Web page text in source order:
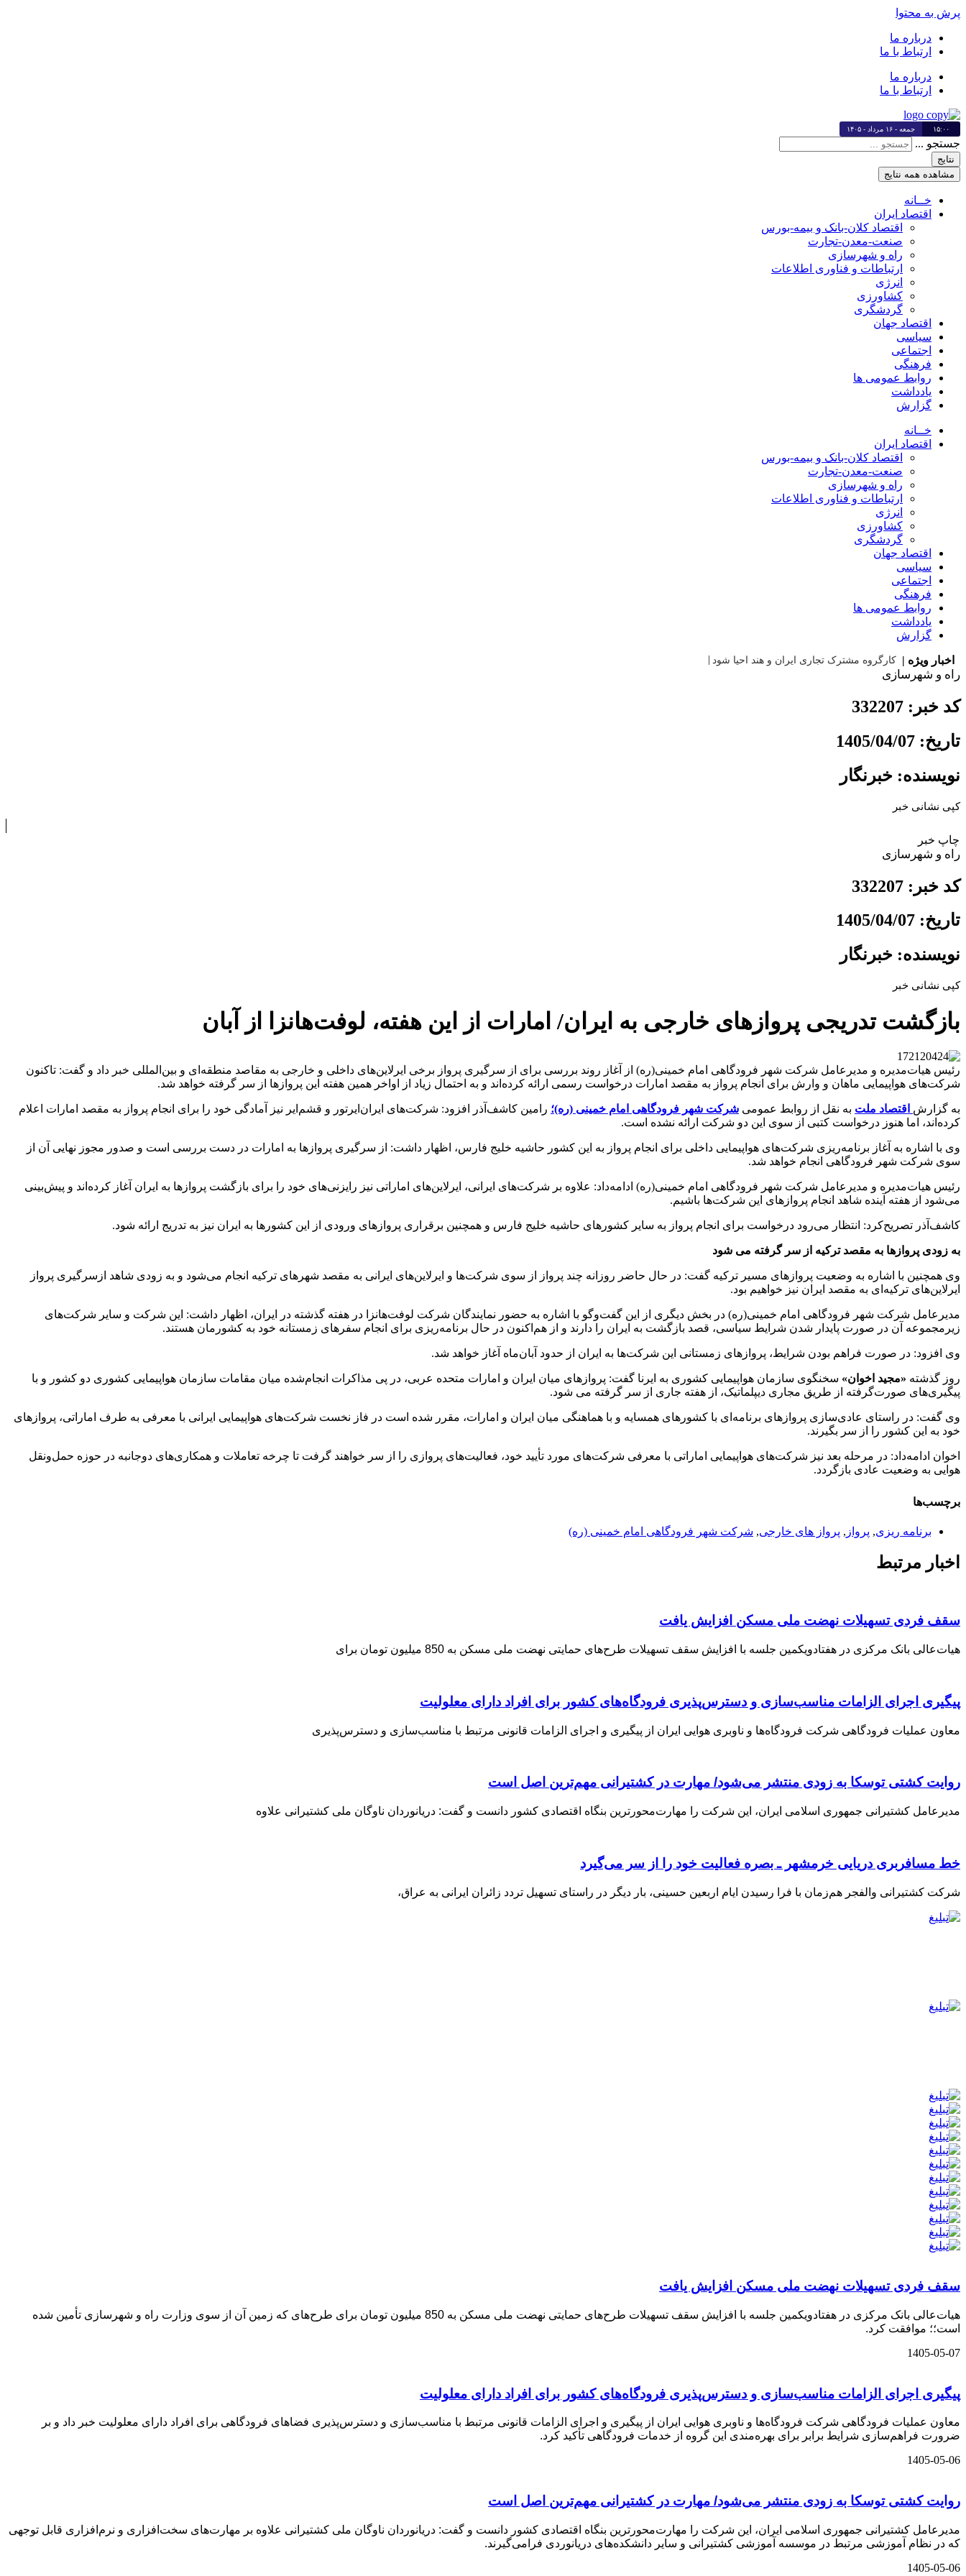
پرش به محتوا
درباره ما
ارتباط با ما
درباره ما
ارتباط با ما
۱۵:۰۰ جمعه - ۱۶ مرداد - ۱۴۰۵
جستجو ...
نتایج
مشاهده همه نتایج
خــانه
اقتصاد ایران
اقتصاد کلان-بانک و بیمه-بورس
صنعت-معدن-تجارت
راه و شهرسازی
ارتباطات و فناوری اطلاعات
انرژی
کشاورزی
گردشگری
اقتصاد جهان
سیاسی
اجتماعی
فرهنگی
روابط عمومی ها
یادداشت
گزارش
خــانه
اقتصاد ایران
اقتصاد کلان-بانک و بیمه-بورس
صنعت-معدن-تجارت
راه و شهرسازی
ارتباطات و فناوری اطلاعات
انرژی
کشاورزی
گردشگری
اقتصاد جهان
سیاسی
اجتماعی
فرهنگی
روابط عمومی ها
یادداشت
گزارش
اخبار ویژه | کارگروه مشترک تجاری ایران |
راه و شهرسازی
کد خبر: 332207
تاریخ: 1405/04/07
نویسنده: خبرنگار
کپی نشانی خبر
چاپ خبر
راه و شهرسازی
کد خبر: 332207
تاریخ: 1405/04/07
نویسنده: خبرنگار
کپی نشانی خبر
بازگشت تدریجی پروازهای خارجی به ایران/ امارات از این هفته، لوفت‌هانزا از آبان
رئیس هیات‌مدیره و مدیرعامل شرکت شهر فرودگاهی امام خمینی(ره) از آغاز روند بررسی برای از سرگیری پرواز برخی ایرلاین‌های داخلی و خارجی به مقاصد منطقه‌ای و بین‌المللی خبر داد و گفت: تاکنون
شرکت‌های هواپیمایی ماهان و وارش برای انجام پرواز به مقصد امارات درخواست رسمی ارائه کرده‌اند و به احتمال زیاد از اواخر همین هفته این پروازها از سر گرفته خواهد شد.
به گزارش اقتصاد ملت به نقل از روابط عمومی شرکت شهر فرودگاهی امام خمینی (ره)؛ رامین کاشف‌آذر افزود: شرکت‌های ایران‌ایرتور و قشم‌ایر نیز آمادگی خود را برای انجام پرواز به مقصد امارات اعلام
کرده‌اند، اما هنوز درخواست کتبی از سوی این دو شرکت ارائه نشده است.
وی با اشاره به آغاز برنامه‌ریزی شرکت‌های هواپیمایی داخلی برای انجام پرواز به این کشور حاشیه خلیج فارس، اظهار داشت: از سرگیری پروازها به امارات در دست بررسی است و صدور مجوز نهایی آن از
سوی شرکت شهر فرودگاهی انجام خواهد شد.
رئیس هیات‌مدیره و مدیرعامل شرکت شهر فرودگاهی امام خمینی(ره) ادامه‌داد: علاوه بر شرکت‌های ایرانی، ایرلاین‌های اماراتی نیز رایزنی‌های خود را برای بازگشت پروازها به ایران آغاز کرده‌اند و پیش‌بینی
می‌شود از هفته آینده شاهد انجام پروازهای این شرکت‌ها باشیم.
کاشف‌آذر تصریح‌کرد: انتظار می‌رود درخواست برای انجام پرواز به سایر کشورهای حاشیه خلیج فارس و همچنین برقراری پروازهای ورودی از این کشورها به ایران نیز به تدریج ارائه شود.
به زودی پروازها به مقصد ترکیه از سر گرفته می شود
وی همچنین با اشاره به وضعیت پروازهای مسیر ترکیه گفت: در حال حاضر روزانه چند پرواز از سوی شرکت‌ها و ایرلاین‌های ایرانی به مقصد شهرهای ترکیه انجام می‌شود و به زودی شاهد ازسرگیری پرواز
ایرلاین‌های ترکیه‌ای به مقصد ایران نیز خواهیم بود.
مدیرعامل شرکت شهر فرودگاهی امام خمینی(ره) در بخش دیگری از این گفت‌وگو با اشاره به حضور نمایندگان شرکت لوفت‌هانزا در هفته گذشته در ایران، اظهار داشت: این شرکت و سایر شرکت‌های
زیرمجموعه آن در صورت پایدار شدن شرایط سیاسی، قصد بازگشت به ایران را دارند و از هم‌اکنون در حال برنامه‌ریزی برای انجام سفرهای زمستانه خود به کشورمان هستند.
وی افزود: در صورت فراهم بودن شرایط، پروازهای زمستانی این شرکت‌ها به ایران از حدود آبان‌ماه آغاز خواهد شد.
روز گذشته «مجید اخوان» سخنگوی سازمان هواپیمایی کشوری به ایرنا گفت: پروازهای میان ایران و امارات متحده عربی، در پی مذاکرات انجام‌شده میان مقامات سازمان هواپیمایی کشوری دو کشور و با
پیگیری‌های صورت‌گرفته از طریق مجاری دیپلماتیک، از هفته جاری از سر گرفته می شود.
وی گفت: در راستای عادی‌سازی پروازهای برنامه‌ای با کشورهای همسایه و با هماهنگی میان ایران و امارات، مقرر شده است در فاز نخست شرکت‌های هواپیمایی ایرانی با معرفی به طرف اماراتی، پروازهای
خود به این کشور را از سر بگیرند.
اخوان ادامه‌داد: در مرحله بعد نیز شرکت‌های هواپیمایی اماراتی با معرفی شرکت‌های مورد تأیید خود، فعالیت‌های پروازی را از سر خواهند گرفت تا چرخه تعاملات و همکاری‌های دوجانبه در حوزه حمل‌ونقل
هوایی به وضعیت عادی بازگردد.
برچسب‌ها
برنامه ریزی, پرواز , پرواز های خارجی, شرکت شهر فرودگاهی امام خمینی (ره)
اخبار مرتبط
سقف فردی تسهیلات نهضت ملی مسکن افزایش یافت
هیات‌عالی بانک مرکزی در هفتادویکمین جلسه با افزایش سقف تسهیلات طرح‌های حمایتی نهضت ملی مسکن به 850 میلیون تومان برای
پیگیری اجرای الزامات مناسب‌سازی و دسترس‌پذیری فرودگاه‌های کشور برای افراد دارای معلولیت
معاون عملیات فرودگاهی شرکت فرودگاه‌ها و ناوبری هوایی ایران از پیگیری و اجرای الزامات قانونی مرتبط با مناسب‌سازی و دسترس‌پذیری
روایت کشتی توسکا به زودی منتشر می‌شود/ مهارت در کشتیرانی مهم‌ترین اصل است
مدیرعامل کشتیرانی جمهوری اسلامی ایران، این شرکت را مهارت‌محورترین بنگاه اقتصادی کشور دانست و گفت: دریانوردان ناوگان ملی کشتیرانی علاوه
خط مسافربری دریایی خرمشهر ـ بصره فعالیت خود را از سر می‌گیرد
شرکت کشتیرانی والفجر هم‌زمان با فرا رسیدن ایام اربعین حسینی، بار دیگر در راستای تسهیل تردد زائران ایرانی به عراق،
سقف فردی تسهیلات نهضت ملی مسکن افزایش یافت
هیات‌عالی بانک مرکزی در هفتادویکمین جلسه با افزایش سقف تسهیلات طرح‌های حمایتی نهضت ملی مسکن به 850 میلیون تومان برای طرح‌های که زمین آن از سوی وزارت راه و شهرسازی تأمین شده
است؛؛ موافقت کرد.
1405-05-07
پیگیری اجرای الزامات مناسب‌سازی و دسترس‌پذیری فرودگاه‌های کشور برای افراد دارای معلولیت
معاون عملیات فرودگاهی شرکت فرودگاه‌ها و ناوبری هوایی ایران از پیگیری و اجرای الزامات قانونی مرتبط با مناسب‌سازی و دسترس‌پذیری فضاهای فرودگاهی برای افراد دارای معلولیت خبر داد و بر
ضرورت فراهم‌سازی شرایط برابر برای بهره‌مندی این گروه از خدمات فرودگاهی تأکید کرد.
1405-05-06
روایت کشتی توسکا به زودی منتشر می‌شود/ مهارت در کشتیرانی مهم‌ترین اصل است
مدیرعامل کشتیرانی جمهوری اسلامی ایران، این شرکت را مهارت‌محورترین بنگاه اقتصادی کشور دانست و گفت: دریانوردان ناوگان ملی کشتیرانی علاوه بر مهارت‌های سخت‌افزاری و نرم‌افزاری قابل توجهی
که در نظام آموزشی مرتبط در موسسه آموزشی کشتیرانی و سایر دانشکده‌های دریانوردی فرامی‌گیرند.
1405-05-06